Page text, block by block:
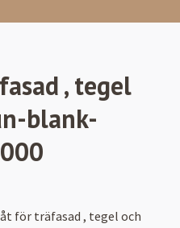
, tegel
blank-
för träfasad , tegel och